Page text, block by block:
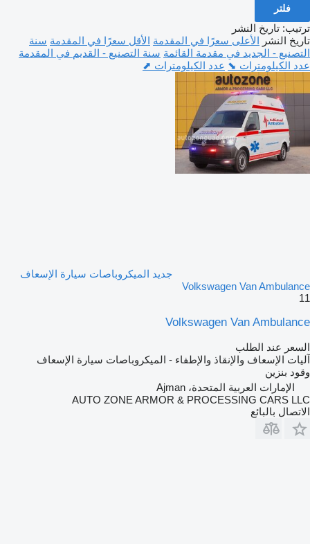
فلتر
ترتيب: تاريخ النشر
تاريخ النشر الأعلى سعرًا في المقدمة الأقل سعرًا في المقدمة سنة
التصنيع - الجديد في مقدمة القائمة سنة التصنيع - القديم في المقدمة
عدد الكيلومترات ⬊ عدد الكيلومترات ⬈
جديد الميكروباصات سيارة الإسعاف
Volkswagen Van Ambulance
11
Volkswagen Van Ambulance
السعر عند الطلب
آليات الإسعاف والإنقاذ والإطفاء - الميكروباصات سيارة الإسعاف
وقود بنزين
الإمارات العربية المتحدة، Ajman
AUTO ZONE ARMOR & PROCESSING CARS LLC
الاتصال بالبائع